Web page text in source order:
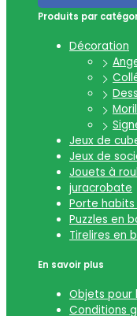
Produits par
Décoration
Jeux de
Jeux de
Jouets à
juracrobate
Porte
Puzzles en
Tirelires en
En savoir plus
Objets pour
Conditions